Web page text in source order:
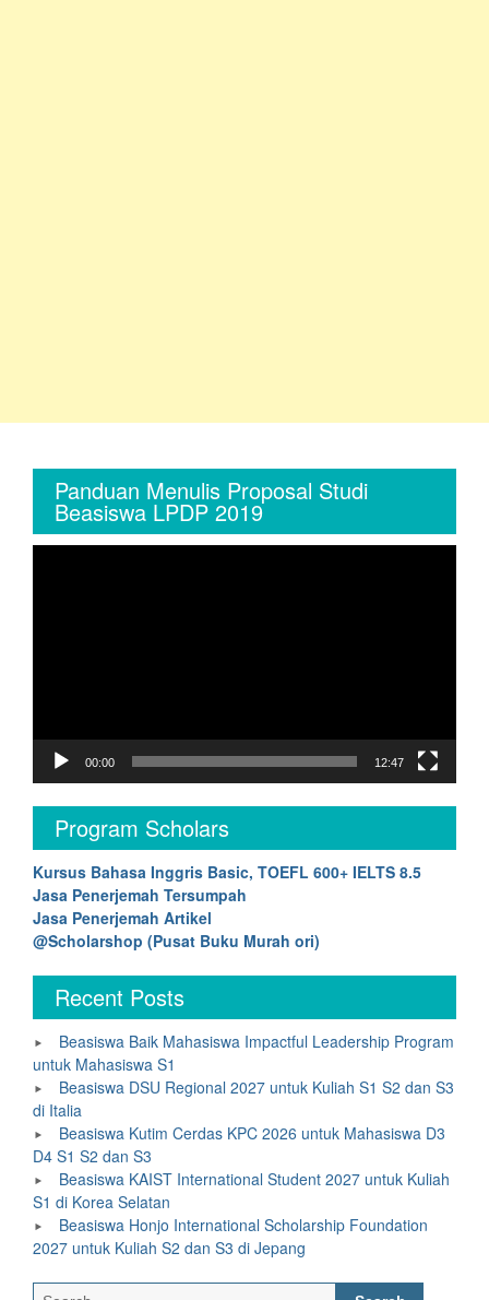
Panduan Menulis Proposal Studi
Beasiswa LPDP 2019
00:00 12:47
Program Scholars
Kursus Bahasa Inggris Basic, TOEFL 600+ IELTS 8.5
Jasa Penerjemah Tersumpah
Jasa Penerjemah Artikel
@Scholarshop (Pusat Buku Murah ori)
Recent Posts
Beasiswa Baik Mahasiswa Impactful Leadership Program
untuk Mahasiswa S1
Beasiswa DSU Regional 2027 untuk Kuliah S1 S2 dan S3
di Italia
Beasiswa Kutim Cerdas KPC 2026 untuk Mahasiswa D3
D4 S1 S2 dan S3
Beasiswa KAIST International Student 2027 untuk Kuliah
S1 di Korea Selatan
Beasiswa Honjo International Scholarship Foundation
2027 untuk Kuliah S2 dan S3 di Jepang
Search